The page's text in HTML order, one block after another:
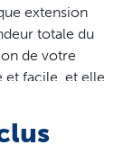
extension
totale du
de votre
et facile, et elle
vous
que la dernière